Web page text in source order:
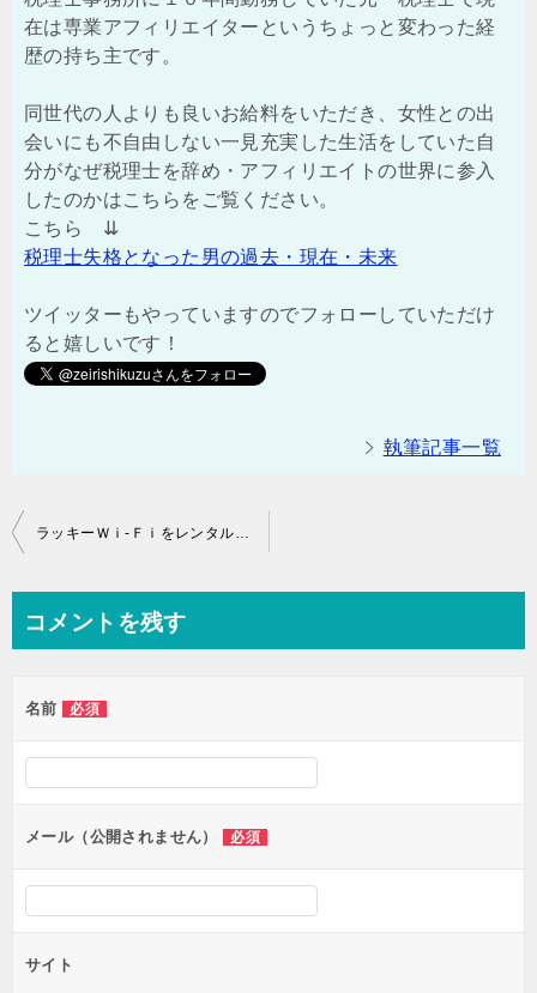
在は専業アフィリエイターというちょっと変わった経
歴の持ち主です。
同世代の人よりも良いお給料をいただき、女性との出
会いにも不自由しない一見充実した生活をしていた自
分がなぜ税理士を辞め・アフィリエイトの世界に参入
したのかはこちらをご覧ください。
こちら ⇊
税理士失格となった男の過去・現在・未来
ツイッターもやっていますのでフォローしていただけ
ると嬉しいです！
執筆記事一覧
投
ビ
ー
シ
ン
ラッキーＷｉ-Ｆｉをレンタル！ 直ぐに届くのがおすすめポイント
コメントを残す
名前 必須
メール（公開されません） 必須
サイト